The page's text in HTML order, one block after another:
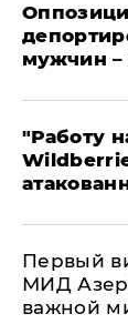
мужчин –
"Работу
Первый
МИД
важной